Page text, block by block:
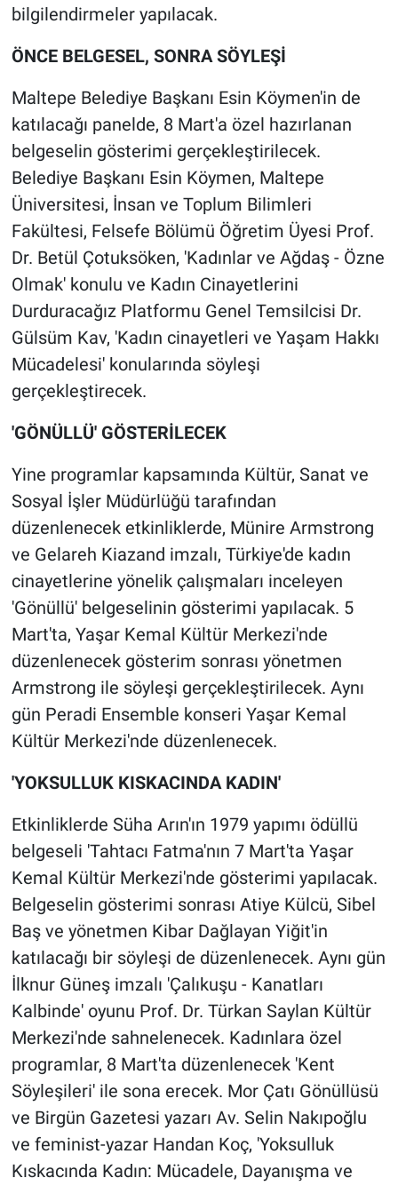
bilgilendirmeler yapılacak.
ÖNCE BELGESEL, SONRA SÖYLEŞİ
Maltepe Belediye Başkanı Esin Köymen'in de
katılacağı panelde, 8 Mart'a özel hazırlanan
belgeselin gösterimi gerçekleştirilecek.
Belediye Başkanı Esin Köymen, Maltepe
Üniversitesi, İnsan ve Toplum Bilimleri
Fakültesi, Felsefe Bölümü Öğretim Üyesi Prof.
Dr. Betül Çotuksöken, 'Kadınlar ve Ağdaş - Özne
Olmak' konulu ve Kadın Cinayetlerini
Durduracağız Platformu Genel Temsilcisi Dr.
Gülsüm Kav, 'Kadın cinayetleri ve Yaşam Hakkı
Mücadelesi' konularında söyleşi
gerçekleştirecek.
'GÖNÜLLÜ' GÖSTERİLECEK
Yine programlar kapsamında Kültür, Sanat ve
Sosyal İşler Müdürlüğü tarafından
düzenlenecek etkinliklerde, Münire Armstrong
ve Gelareh Kiazand imzalı, Türkiye'de kadın
cinayetlerine yönelik çalışmaları inceleyen
'Gönüllü' belgeselinin gösterimi yapılacak. 5
Mart'ta, Yaşar Kemal Kültür Merkezi'nde
düzenlenecek gösterim sonrası yönetmen
Armstrong ile söyleşi gerçekleştirilecek. Aynı
gün Peradi Ensemble konseri Yaşar Kemal
Kültür Merkezi'nde düzenlenecek.
'YOKSULLUK KISKACINDA KADIN'
Etkinliklerde Süha Arın'ın 1979 yapımı ödüllü
belgeseli 'Tahtacı Fatma'nın 7 Mart'ta Yaşar
Kemal Kültür Merkezi'nde gösterimi yapılacak.
Belgeselin gösterimi sonrası Atiye Külcü, Sibel
Baş ve yönetmen Kibar Dağlayan Yiğit'in
katılacağı bir söyleşi de düzenlenecek. Aynı gün
İlknur Güneş imzalı 'Çalıkuşu - Kanatları
Kalbinde' oyunu Prof. Dr. Türkan Saylan Kültür
Merkezi'nde sahnelenecek. Kadınlara özel
programlar, 8 Mart'ta düzenlenecek 'Kent
Söyleşileri' ile sona erecek. Mor Çatı Gönüllüsü
ve Birgün Gazetesi yazarı Av. Selin Nakıpoğlu
ve feminist-yazar Handan Koç, 'Yoksulluk
Kıskacında Kadın: Mücadele, Dayanışma ve